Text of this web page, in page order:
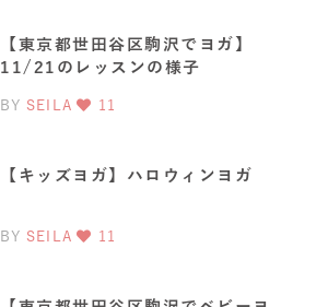
【東京都世田谷区駒沢でヨガ】
11/21のレッスンの様子
BY SEILA 11
【キッズヨガ】ハロウィンヨガ
BY SEILA 11